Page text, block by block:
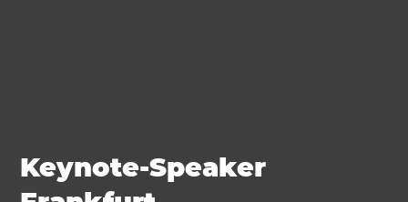
Keynote-Speaker